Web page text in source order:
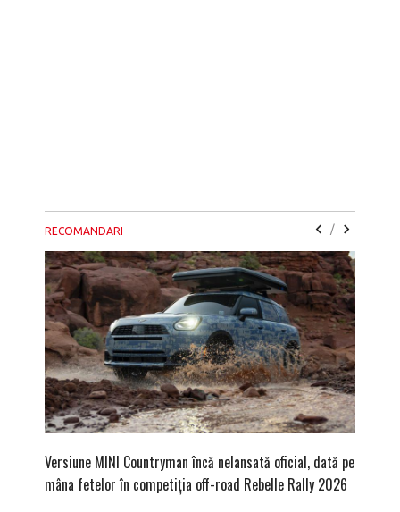
RECOMANDARI /
Versiune MINI Countryman încă nelansată oficial, dată pe
mâna fetelor în competiția off-road Rebelle Rally 2026